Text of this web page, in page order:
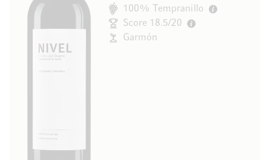
100% Tempranillo
Score 18.5/20
Garmón